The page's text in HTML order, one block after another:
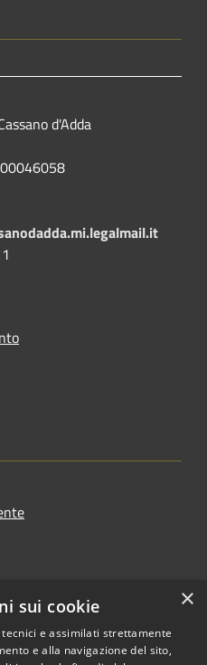
d'Adda
×
sui cookie
e assimilati strettamente
e alla navigazione del sito,